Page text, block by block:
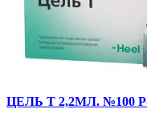
ЦЕЛЬ Т 2,2МЛ. №100